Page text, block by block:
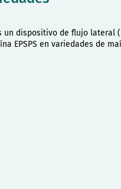
un dispositivo de flujo lateral
EPSPS en variedades de